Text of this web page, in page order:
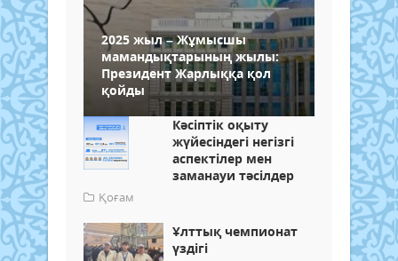
2025 жыл – Жұмысшы
мамандықтарының жылы:
Президент Жарлыққа қол
қойды
Кәсіптік оқыту
жүйесіндегі негізгі
аспектілер мен
заманауи тәсілдер
Қоғам
Ұлттық чемпионат
үздігі